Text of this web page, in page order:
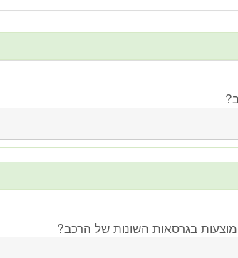
מוצעות בגרסאות השונות של הרכב?